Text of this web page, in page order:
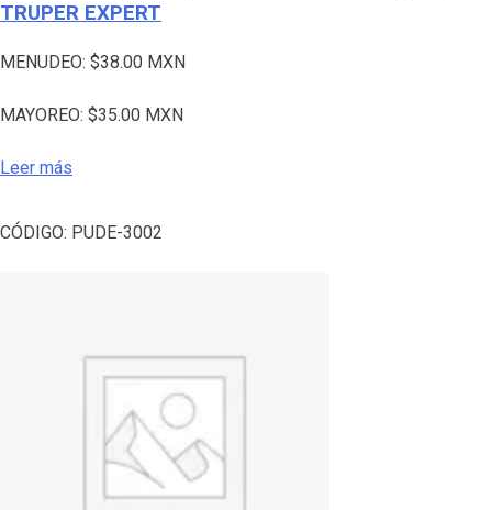
TRUPER EXPERT
MENUDEO: $38.00 MXN
MAYOREO: $35.00 MXN
Leer más
CÓDIGO: PUDE-3002